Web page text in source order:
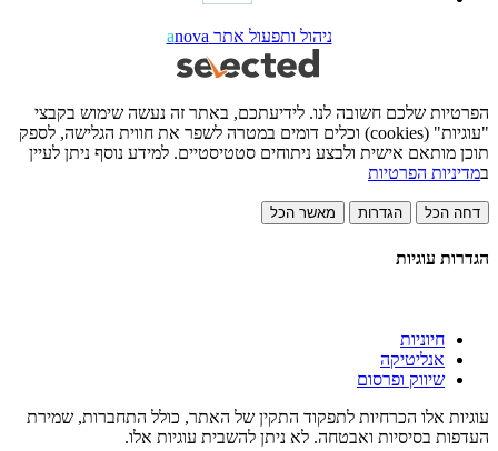
ניהול ותפעול אתר anova
הפרטיות שלכם חשובה לנו. לידיעתכם, באתר זה נעשה שימוש בקבצי
"עוגיות" (cookies) וכלים דומים במטרה לשפר את חווית הגלישה, לספק
תוכן מותאם אישית ולבצע ניתוחים סטטיסטיים. למידע נוסף ניתן לעיין
במדיניות הפרטיות
דחה הכל הגדרות מאשר הכל
הגדרות עוגיות
חיוניות
אנליטיקה
שיווק ופרסום
עוגיות אלו הכרחיות לתפקוד התקין של האתר, כולל התחברות, שמירת
העדפות בסיסיות ואבטחה. לא ניתן להשבית עוגיות אלו.